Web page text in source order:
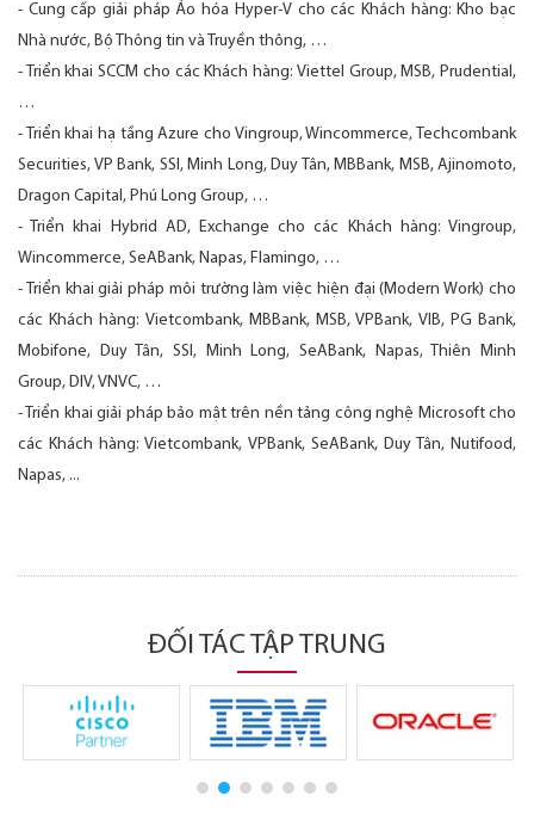
- Cung cấp giải pháp Ảo hóa Hyper-V cho các Khách hàng: Kho bạc
Nhà nước, Bộ Thông tin và Truyền thông, …
- Triển khai SCCM cho các Khách hàng: Viettel Group, MSB, Prudential,
…
- Triển khai hạ tầng Azure cho Vingroup, Wincommerce, Techcombank
Securities, VP Bank, SSI, Minh Long, Duy Tân, MBBank, MSB, Ajinomoto,
Dragon Capital, Phú Long Group, …
- Triển khai Hybrid AD, Exchange cho các Khách hàng: Vingroup,
Wincommerce, SeABank, Napas, Flamingo, …
- Triển khai giải pháp môi trường làm việc hiện đại (Modern Work) cho
các Khách hàng: Vietcombank, MBBank, MSB, VPBank, VIB, PG Bank,
Mobifone, Duy Tân, SSI, Minh Long, SeABank, Napas, Thiên Minh
Group, DIV, VNVC, …
- Triển khai giải pháp bảo mật trên nền tảng công nghệ Microsoft cho
các Khách hàng: Vietcombank, VPBank, SeABank, Duy Tân, Nutifood,
Napas, ...
ĐỐI TÁC TẬP TRUNG